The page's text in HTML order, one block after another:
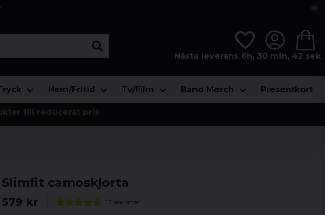
Nästa leverans 6h, 30 min, 40 sek
Hem/Fritid Tv/Film Band Merch Presentkort
till reducerat pris
Slimfit camoskjorta
579 kr 15 omdömen